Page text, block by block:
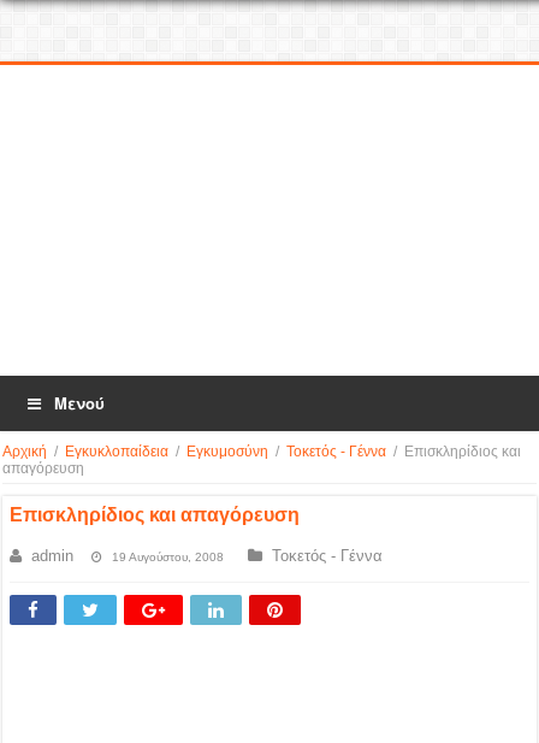
Μενού
Αρχική / Εγκυκλοπαίδεια / Εγκυμοσύνη / Τοκετός - Γέννα / Επισκληρίδιος και
απαγόρευση
Επισκληρίδιος και απαγόρευση
admin 19 Αυγούστου, 2008 Τοκετός - Γέννα